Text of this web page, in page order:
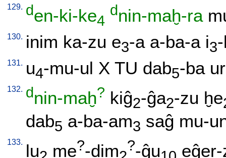
129. den-ki-ke4
dnin-maḫ-ra
130. inim ka-zu e3-a a-ba-a i3
131. u4-mu-ul X TU dab5-ba ur
132. dnin-maḫ? kiĝ2-ĝa2-zu ḫe
dab5 a-ba-am3 saĝ mu-
133. lu me?-dim ?-ĝu